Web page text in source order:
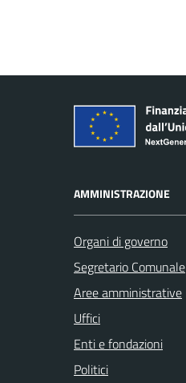
AMMINISTRAZIONE
Organi di governo
Segretario Comunale
Aree amministrative
Uffici
Enti e fondazioni
Politici